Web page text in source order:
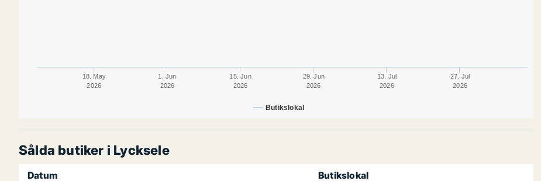
Butikslokal
18. May
2026
1. Jun
2026
15. Jun
2026
29. Jun
2026
13. Jul
2026
27. Jul
2026
Sålda butiker i Lycksele
Datum
Butikslokal